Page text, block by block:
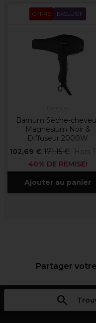
OFFRE EXCLUSIF
Barnum Sèche-
Magnesium Noir &
Diffuseur 2000W
102,69 € 171,15 €
Hors
40% DE REMISE!
Ajouter au panier
Partager